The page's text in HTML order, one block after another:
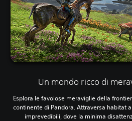
Un mondo ricco di
Esplora le favolose meraviglie della
continente di Pandora. Attraversa habitat
imprevedibili, dove la minima